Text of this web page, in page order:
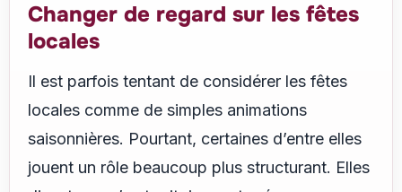
Changer de regard sur les fêtes
locales
Il est parfois tentant de considérer les fêtes
locales comme de simples animations
saisonnières. Pourtant, certaines d’entre elles
jouent un rôle beaucoup plus structurant. Elles